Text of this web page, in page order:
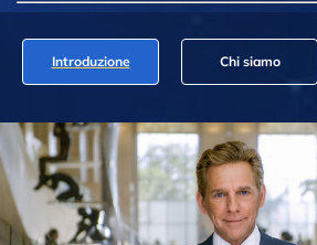
Introduzione Chi siamo